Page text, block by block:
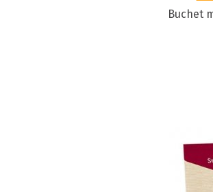
Buchet